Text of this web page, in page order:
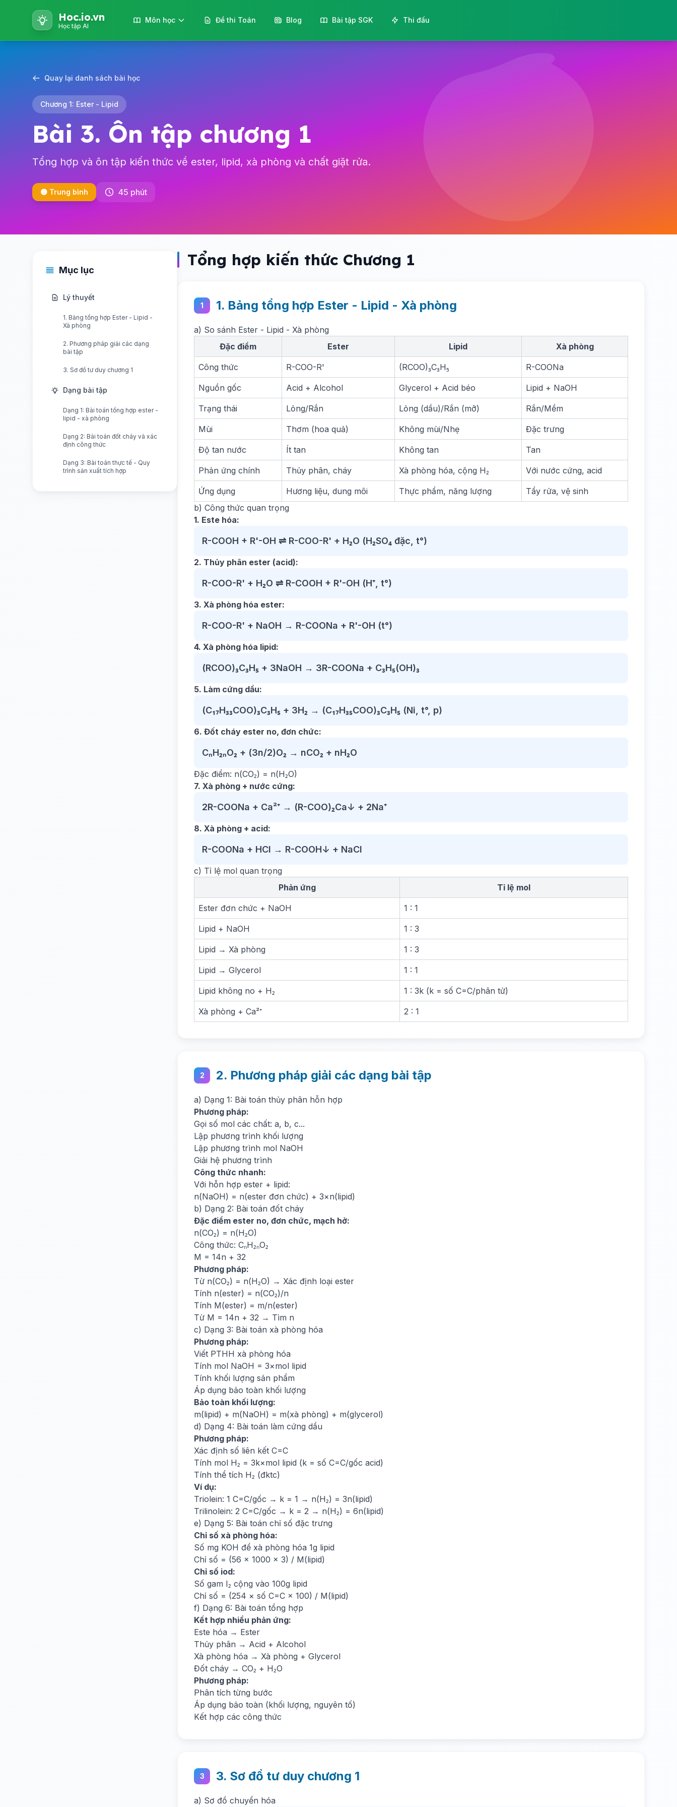
Hoc.io.vn
Học tập AI
Môn học Đề thi Toán Blog Bài tập SGK Thi đấu
Quay lại danh sách bài học
Chương 1: Ester - Lipid
Bài 3. Ôn tập chương 1
Tổng hợp và ôn tập kiến thức về ester, lipid, xà phòng và chất giặt rửa.
🟡 Trung bình 45 phút
Mục lục
Lý thuyết
1. Bảng tổng hợp Ester - Lipid -
Xà phòng
2. Phương pháp giải các dạng
bài tập
3. Sơ đồ tư duy chương 1
Dạng bài tập
Dạng 1: Bài toán tổng hợp ester -
lipid - xà phòng
Dạng 2: Bài toán đốt cháy và xác
định công thức
Dạng 3: Bài toán thực tế - Quy
trình sản xuất tích hợp
Tổng hợp kiến thức Chương 1
1 1. Bảng tổng hợp Ester - Lipid - Xà phòng
a) So sánh Ester - Lipid - Xà phòng
Đặc điểm
Ester Lipid Xà phòng
Công thức R-COO-R' (RCOO)₃C₃H₅ R-COONa
Nguồn gốc Acid + Alcohol Glycerol + Acid béo Lipid + NaOH
Trạng thái Lỏng/Rắn Lỏng (dầu)/Rắn (mỡ) Rắn/Mềm
Mùi Thơm (hoa quả) Không mùi/Nhẹ Đặc trưng
Độ tan nước Ít tan Không tan Tan
Phản ứng chính Thủy phân, cháy Xà phòng hóa, cộng H₂ Với nước cứng, acid
Ứng dụng Hương liệu, dung môi Thực phẩm, năng lượng
Tẩy rửa, vệ sinh
b) Công thức quan trọng
1. Este hóa:
R-COOH + R'-OH ⇌ R-COO-R' + H₂O (H₂SO₄ đặc, t°)
2. Thủy phân ester (acid):
R-COO-R' + H₂O ⇌ R-COOH + R'-OH (H⁺, t°)
3. Xà phòng hóa ester:
R-COO-R' + NaOH → R-COONa + R'-OH (t°)
4. Xà phòng hóa lipid:
(RCOO)₃C₃H₅ + 3NaOH → 3R-COONa + C₃H₅(OH)₃
5. Làm cứng dầu:
(C₁₇H₃₃COO)₃C₃H₅ + 3H₂ → (C₁₇H₃₅COO)₃C₃H₅ (Ni, t°, p)
6. Đốt cháy ester no, đơn chức:
CₙH₂ₙO₂ + (3n/2)O₂ → nCO₂ + nH₂O
Đặc điểm: n(CO₂) = n(H₂O)
7. Xà phòng + nước cứng:
2R-COONa + Ca²⁺ → (R-COO)₂Ca↓ + 2Na⁺
8. Xà phòng + acid:
R-COONa + HCl → R-COOH↓ + NaCl
c) Tỉ lệ mol quan trọng
Phản ứng
Tỉ lệ mol
Ester đơn chức + NaOH 1 : 1
Lipid + NaOH 1 : 3
Lipid → Xà phòng 1 : 3
Lipid → Glycerol 1 : 1
Lipid không no + H₂ 1 : 3k (k = số C=C/phân tử)
Xà phòng + Ca²⁺ 2 : 1
2 2. Phương pháp giải các dạng bài tập
a) Dạng 1: Bài toán thủy phân hỗn hợp
Phương pháp:
Gọi số mol các chất: a, b, c...
Lập phương trình khối lượng
Lập phương trình mol NaOH
Giải hệ phương trình
Công thức nhanh:
Với hỗn hợp ester + lipid:
n(NaOH) = n(ester đơn chức) + 3×n(lipid)
b) Dạng 2: Bài toán đốt cháy
Đặc điểm ester no, đơn chức, mạch hở:
n(CO₂) = n(H₂O)
Công thức: CₙH₂ₙO₂
M = 14n + 32
Phương pháp:
Từ n(CO₂) = n(H₂O) → Xác định loại ester
Tính n(ester) = n(CO₂)/n
Tính M(ester) = m/n(ester)
Từ M = 14n + 32 → Tìm n
c) Dạng 3: Bài toán xà phòng hóa
Phương pháp:
Viết PTHH xà phòng hóa
Tính mol NaOH = 3×mol lipid
Tính khối lượng sản phẩm
Áp dụng bảo toàn khối lượng
Bảo toàn khối lượng:
m(lipid) + m(NaOH) = m(xà phòng) + m(glycerol)
d) Dạng 4: Bài toán làm cứng dầu
Phương pháp:
Xác định số liên kết C=C
Tính mol H₂ = 3k×mol lipid (k = số C=C/gốc acid)
Tính thể tích H₂ (đktc)
Ví dụ:
Triolein: 1 C=C/gốc → k = 1 → n(H₂) = 3n(lipid)
Trilinolein: 2 C=C/gốc → k = 2 → n(H₂) = 6n(lipid)
e) Dạng 5: Bài toán chỉ số đặc trưng
Chỉ số xà phòng hóa:
Số mg KOH để xà phòng hóa 1g lipid
Chỉ số = (56 × 1000 × 3) / M(lipid)
Chỉ số iod:
Số gam I₂ cộng vào 100g lipid
Chỉ số = (254 × số C=C × 100) / M(lipid)
f) Dạng 6: Bài toán tổng hợp
Kết hợp nhiều phản ứng:
Este hóa → Ester
Thủy phân → Acid + Alcohol
Xà phòng hóa → Xà phòng + Glycerol
Đốt cháy → CO₂ + H₂O
Phương pháp:
Phân tích từng bước
Áp dụng bảo toàn (khối lượng, nguyên tố)
Kết hợp các công thức
3 3. Sơ đồ tư duy chương 1
a) Sơ đồ chuyển hóa